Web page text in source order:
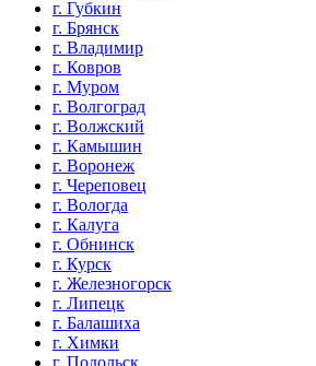
г. Губкин
г. Брянск
г. Владимир
г. Ковров
г. Муром
г. Волгоград
г. Волжский
г. Камышин
г. Воронеж
г. Череповец
г. Вологда
г. Калуга
г. Обнинск
г. Курск
г. Железногорск
г. Липецк
г. Балашиха
г. Химки
г. Подольск